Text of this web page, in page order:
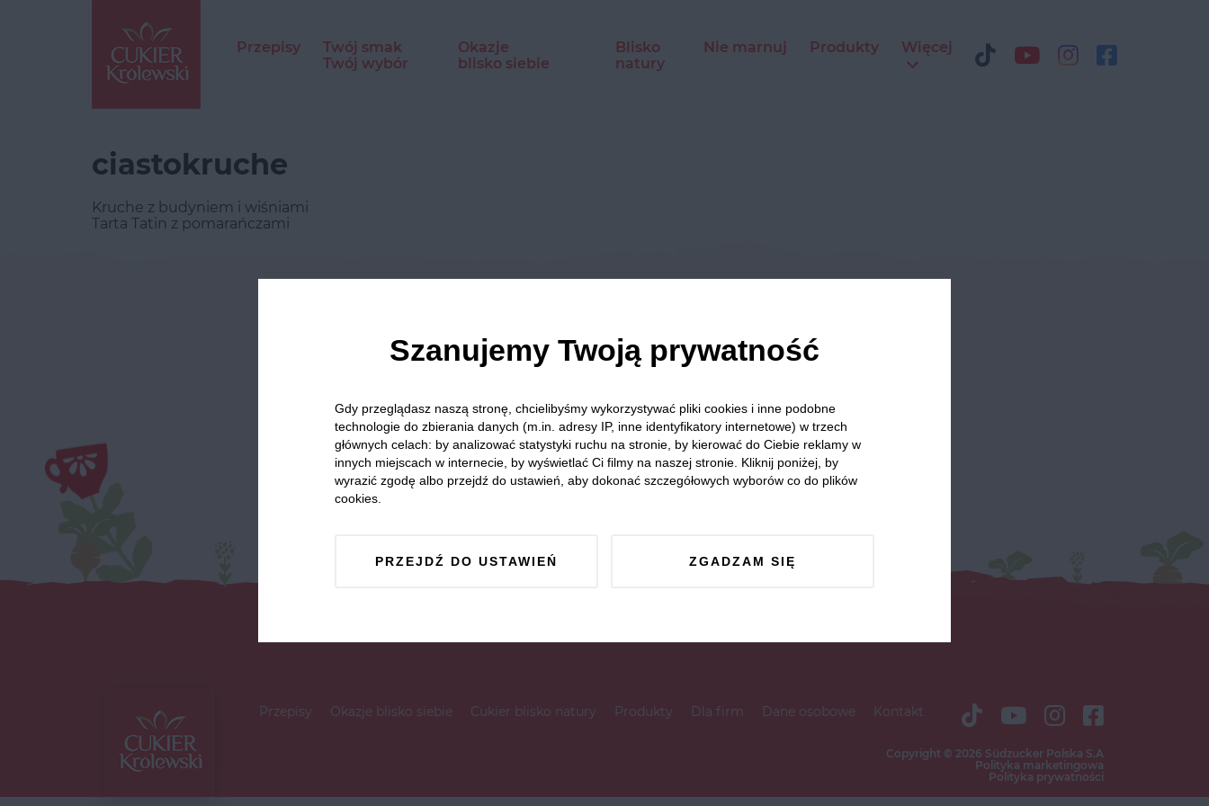
Przepisy
Twój smak
Twój wybór
Okazje
blisko siebie
Blisko
natury
Nie marnuj Produkty Więcej
ciastokruche
Kruche z budyniem i wiśniami
Tarta Tatin z pomarańczami
Przepisy Okazje blisko siebie Cukier blisko natury Produkty Dla firm Dane osobowe Kontakt
Copyright © 2026 Südzucker Polska S.A
Polityka marketingowa
Polityka prywatności
Szanujemy Twoją prywatność
Gdy przeglądasz naszą stronę, chcielibyśmy wykorzystywać pliki cookies i inne podobne
technologie do zbierania danych (m.in. adresy IP, inne identyfikatory internetowe) w trzech
głównych celach: by analizować statystyki ruchu na stronie, by kierować do Ciebie reklamy w
innych miejscach w internecie, by wyświetlać Ci filmy na naszej stronie. Kliknij poniżej, by
wyrazić zgodę albo przejdź do ustawień, aby dokonać szczegółowych wyborów co do plików
cookies.
PRZEJDŹ DO USTAWIEŃ ZGADZAM SIĘ